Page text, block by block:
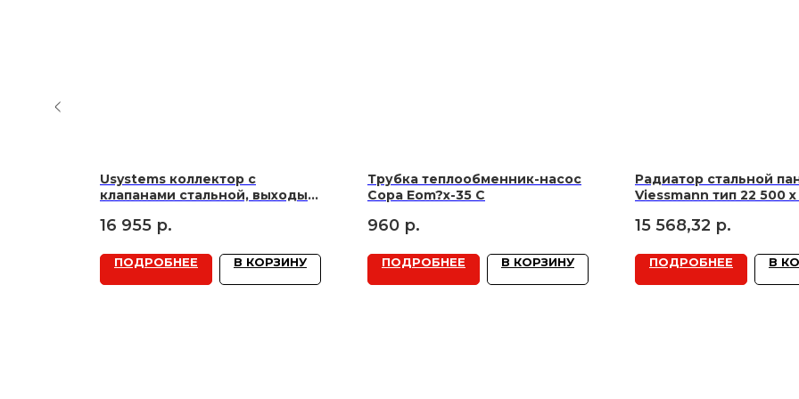
Usystems коллектор с
клапанами стальной, выходы
16 955 р.
ПОДРОБНЕЕ В КОРЗИНУ
Трубка теплообменник-насос
Copa Eom?x-35 C
960 р.
ПОДРОБНЕЕ В КОРЗИНУ
Радиатор стальной
Viessmann тип 22 500
15 568,32 р.
ПОДРОБНЕЕ В